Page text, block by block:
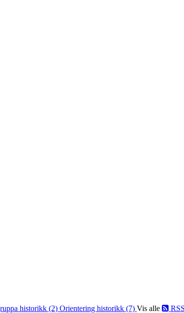
historikk (2) Orientering historikk (7) Vis alle RSS